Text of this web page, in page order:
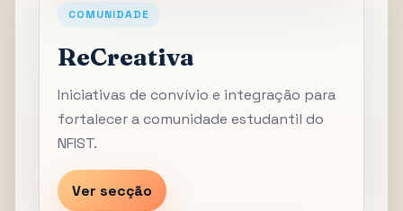
COMUNIDADE
ReCreativa
Iniciativas de convívio e integração para
fortalecer a comunidade estudantil do
NFIST.
Ver secção